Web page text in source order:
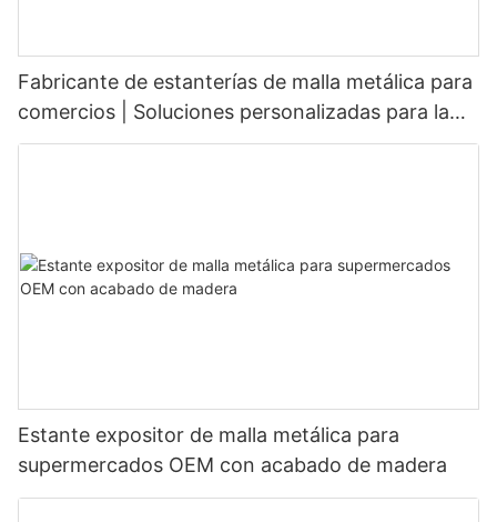
Fabricante de estanterías de malla metálica para
comercios | Soluciones personalizadas para la
exhibición de productos
Estante expositor de malla metálica para
supermercados OEM con acabado de madera